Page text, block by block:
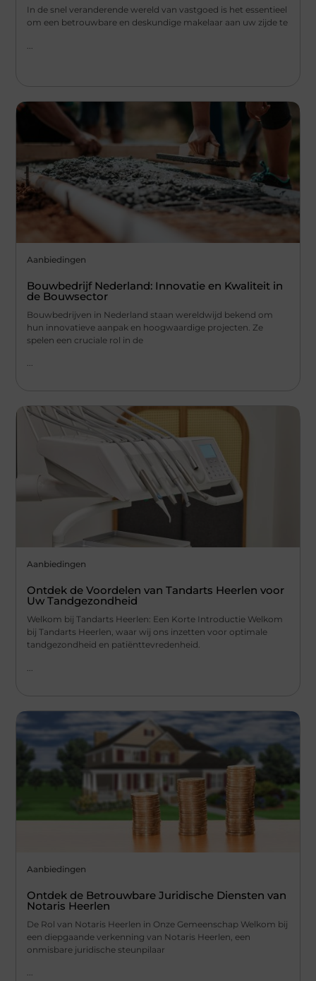
In de snel veranderende wereld van vastgoed is het essentieel
om een betrouwbare en deskundige makelaar aan uw zijde te
Aanbiedingen
Bouwbedrijf Nederland: Innovatie en Kwaliteit in
de Bouwsector
Bouwbedrijven in Nederland staan wereldwijd bekend om
hun innovatieve aanpak en hoogwaardige projecten. Ze
spelen een cruciale rol in de
...
Aanbiedingen
Ontdek de Voordelen van Tandarts Heerlen voor
Uw Tandgezondheid
Welkom bij Tandarts Heerlen: Een Korte Introductie Welkom
bij Tandarts Heerlen, waar wij ons inzetten voor optimale
tandgezondheid en patiënttevredenheid.
Aanbiedingen
Ontdek de Betrouwbare Juridische Diensten van
Notaris Heerlen
De Rol van Notaris Heerlen in Onze Gemeenschap Welkom bij
een diepgaande verkenning van Notaris Heerlen, een
onmisbare juridische steunpilaar